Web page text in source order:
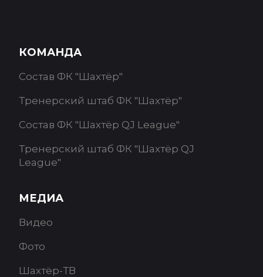
КОМАНДА
Состав ФК "Шахтёр"
Тренерский штаб ФК "Шахтёр"
Состав ФК "Шахтёр QJ League"
Тренерский штаб ФК "Шахтёр QJ
League"
МЕДИА
Видео
Фото
Шахтёр-ТВ